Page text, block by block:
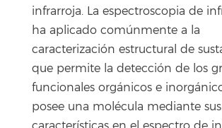
infrarroja. La espectroscopia de
ha aplicado comúnmente a la
caracterización estructural de
que permite la detección de los
funcionales orgánicos e
posee una molécula mediante sus